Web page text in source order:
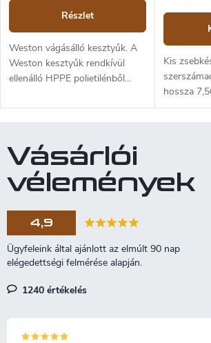
Részlet
Weston vágásálló kesztyűk. A
Weston kesztyűk rendkívül
ellenálló HPPE polietilénből
ös szintjének megfelelő
légáteresztőek. Elérhető
méretek: S (7-es méret), M (8-
as), L (9-es) és XL (10-es).
Kis
hossza
17,25 cm.
Vásárlói
vélemények
4,9
1240 értékelés